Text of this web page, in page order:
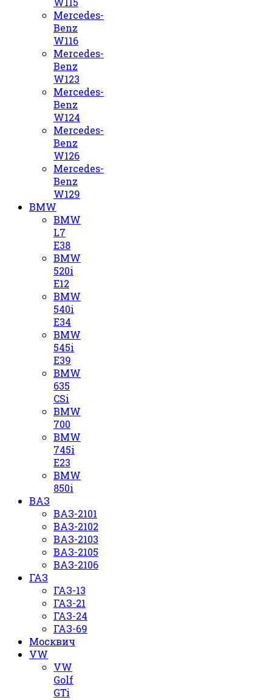
Mercedes-
Benz
W116
Mercedes-
Benz
W123
Mercedes-
Benz
W124
Mercedes-
Benz
W126
Mercedes-
Benz
W129
BMW
BMW
L7
E38
BMW
520i
E12
BMW
540i
E34
BMW
545i
E39
BMW
635
CSi
BMW
700
BMW
745i
E23
BMW
850i
ВАЗ
ВАЗ-2101
ВАЗ-2102
ВАЗ-2103
ВАЗ-2105
ВАЗ-2106
ГАЗ
ГАЗ-13
ГАЗ-21
ГАЗ-24
ГАЗ-69
Москвич
VW
VW
Golf
GTi